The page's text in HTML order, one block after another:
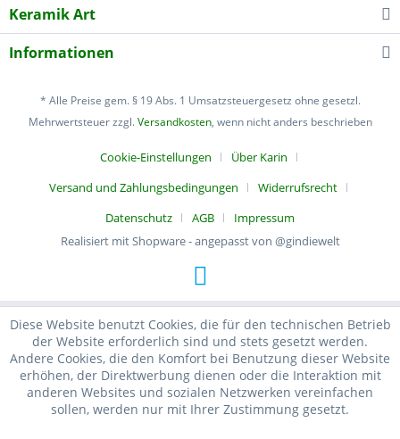
Keramik Art
Informationen
* Alle Preise gem. § 19 Abs. 1 Umsatzsteuergesetz ohne gesetzl.
Mehrwertsteuer zzgl.Versandkosten, wenn nicht anders beschrieben
Cookie-Einstellungen
Über Karin
Versand und Zahlungsbedingungen
Widerrufsrecht
Datenschutz
AGB
Impressum
Realisiert mit Shopware - angepasst von @gindiewelt
Diese Website benutzt Cookies, die für den technischen Betrieb
der Website erforderlich sind und stets gesetzt werden.
Andere Cookies, die den Komfort bei Benutzung dieser Website
erhöhen, der Direktwerbung dienen oder die Interaktion mit
anderen Websites und sozialen Netzwerken vereinfachen
sollen, werden nur mit Ihrer Zustimmung gesetzt.